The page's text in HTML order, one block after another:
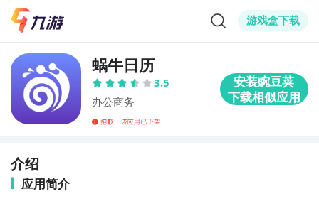
游戏盒下载
蜗牛日历
3.5
办公商务
介绍
应用简介